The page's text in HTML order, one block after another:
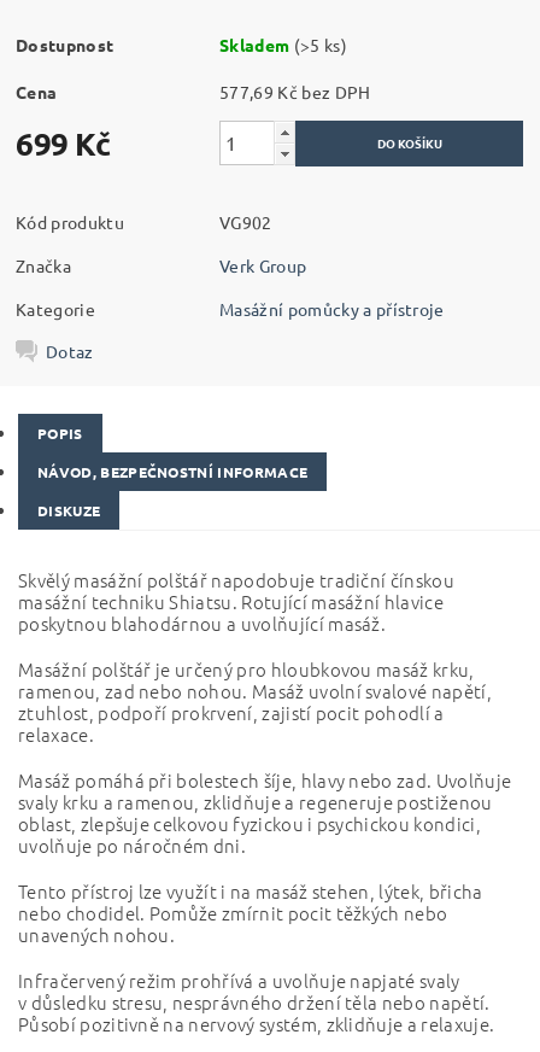
Dostupnost Skladem (>5 ks)
Cena 577,69 Kč bez DPH
699 Kč
Kód produktu
VG902
Značka
Verk Group
Kategorie
Masážní pomůcky a přístroje
Dotaz
POPIS
NÁVOD, BEZPEČNOSTNÍ INFORMACE
DISKUZE
Skvělý masážní polštář napodobuje tradiční čínskou
masážní techniku Shiatsu. Rotující masážní hlavice
poskytnou blahodárnou a uvolňující masáž.
Masážní polštář je určený pro hloubkovou masáž krku,
ramenou, zad nebo nohou. Masáž uvolní svalové napětí,
ztuhlost, podpoří prokrvení, zajistí pocit pohodlí a
relaxace.
Masáž pomáhá při bolestech šíje, hlavy nebo zad. Uvolňuje
svaly krku a ramenou, zklidňuje a regeneruje postiženou
oblast, zlepšuje celkovou fyzickou i psychickou kondici,
uvolňuje po náročném dni.
Tento přístroj lze využít i na masáž stehen, lýtek, břicha
nebo chodidel. Pomůže zmírnit pocit těžkých nebo
unavených nohou.
Infračervený režim prohřívá a uvolňuje napjaté svaly
v důsledku stresu, nesprávného držení těla nebo napětí.
Působí pozitivně na nervový systém, zklidňuje a relaxuje.